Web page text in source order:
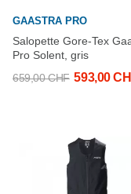
GAASTRA PRO
Salopette Gore-Tex
Pro Solent, gris
659,00 CHF 593,00